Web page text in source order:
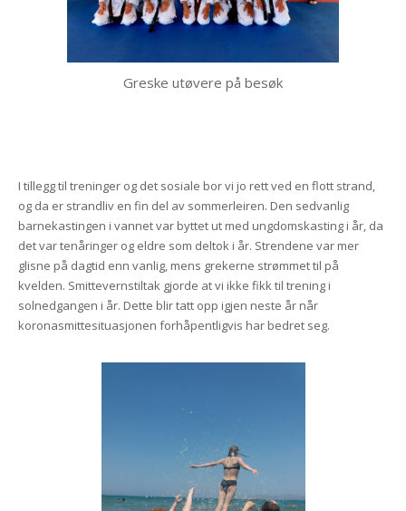
Greske utøvere på besøk
I tillegg til treninger og det sosiale bor vi jo rett ved en flott strand,
og da er strandliv en fin del av sommerleiren. Den sedvanlig
barnekastingen i vannet var byttet ut med ungdomskasting i år, da
det var tenåringer og eldre som deltok i år. Strendene var mer
glisne på dagtid enn vanlig, mens grekerne strømmet til på
kvelden. Smittevernstiltak gjorde at vi ikke fikk til trening i
solnedgangen i år. Dette blir tatt opp igjen neste år når
koronasmittesituasjonen forhåpentligvis har bedret seg.